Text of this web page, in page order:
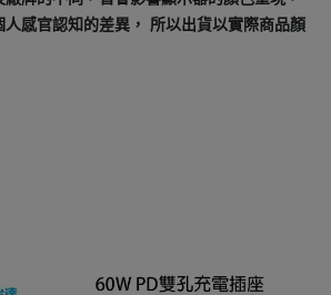
人感官認知的差異， 所以出貨以實際商品顏